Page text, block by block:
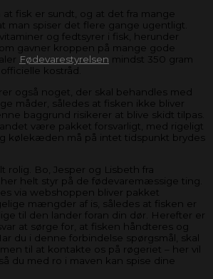
fisk er sundt, og at det fra mange
man spiser det flere gange ugentligt.
og fedtsyrer i fisk, herunder
gavner kroppen på mange gode
Fødevarestyrelsen mindst 350 gram
kostråd.
også noget, der skal behandles med
måder, således at fisken ikke bliver
baggrund risikerer at blive skidt tilpas.
være pakket forsvarligt, med rigeligt
kølekæden må på intet tidspunkt brydes
rolig. Bo, Jesper og Lisbeth fra
helt styr på de fødevaremæssige ting.
via webshoppen bliver pakket
mængder af is, således at fisken er
til den lander foran din dør. Herefter er
at sørge for, at fisken håndteres og
du i denne forbindelse spørgsmål, skal
til at kontakte os på røgeriet – her vil
du med ro i maven kan spise dine